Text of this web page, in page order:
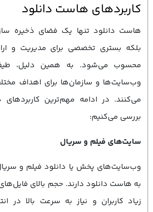
کاربردهای هاست دانلود
هاست دانلود تنها یک فضای ذخیره
بلکه بستری تخصصی برای مدیریت و
محسوب می‌شود. به همین دلیل،
وب‌سایت‌ها و سازمان‌ها برای اهداف
می‌کنند. در ادامه مهم‌ترین کاربردهای
بررسی می‌کنیم:
سایت‌های فیلم و سریال
وب‌سایت‌های پخش یا دانلود فیلم و سریال
به هاست دانلود دارند. حجم بالای
زیاد کاربران و نیاز به سرعت بالا در